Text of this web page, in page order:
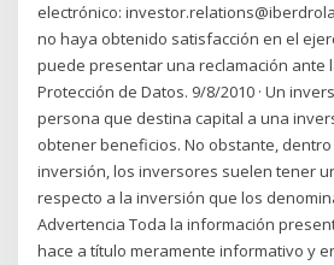
electrónico:
no haya obtenido satisfacción en el
puede presentar una reclamación ante
Protección de Datos. 9/8/2010 · Un
persona que destina capital a una
obtener beneficios. No obstante,
inversión, los inversores suelen tener
respecto a la inversión que los
Advertencia Toda la información
hace a título meramente informativo y